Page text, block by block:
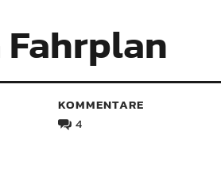
KOMMENTARE
4